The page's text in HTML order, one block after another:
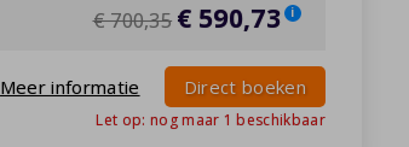
€ 700,35 € 590,73 i
Meer informatie Direct boeken
Let op: nog maar 1 beschikbaar